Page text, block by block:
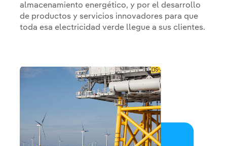
almacenamiento energético, y por el desarrollo
de productos y servicios innovadores para que
toda esa electricidad verde llegue a sus clientes.